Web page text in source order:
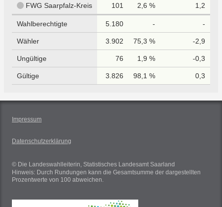
FWG Saarpfalz-Kreis 101 2,6 % 1,2
Wahlberechtigte 5.180 - -
Wähler 3.902 75,3 % -2,9
Ungültige 76 1,9 % -0,3
Gültige 3.826 98,1 % 0,3
Impressum
Datenschutzerklärung
© Die Landeswahlleiterin, Statistisches Landesamt Saarland
Hinweis: Durch Rundungen kann die Gesamtsumme der dargestellten
Prozentwerte von 100 abweichen.